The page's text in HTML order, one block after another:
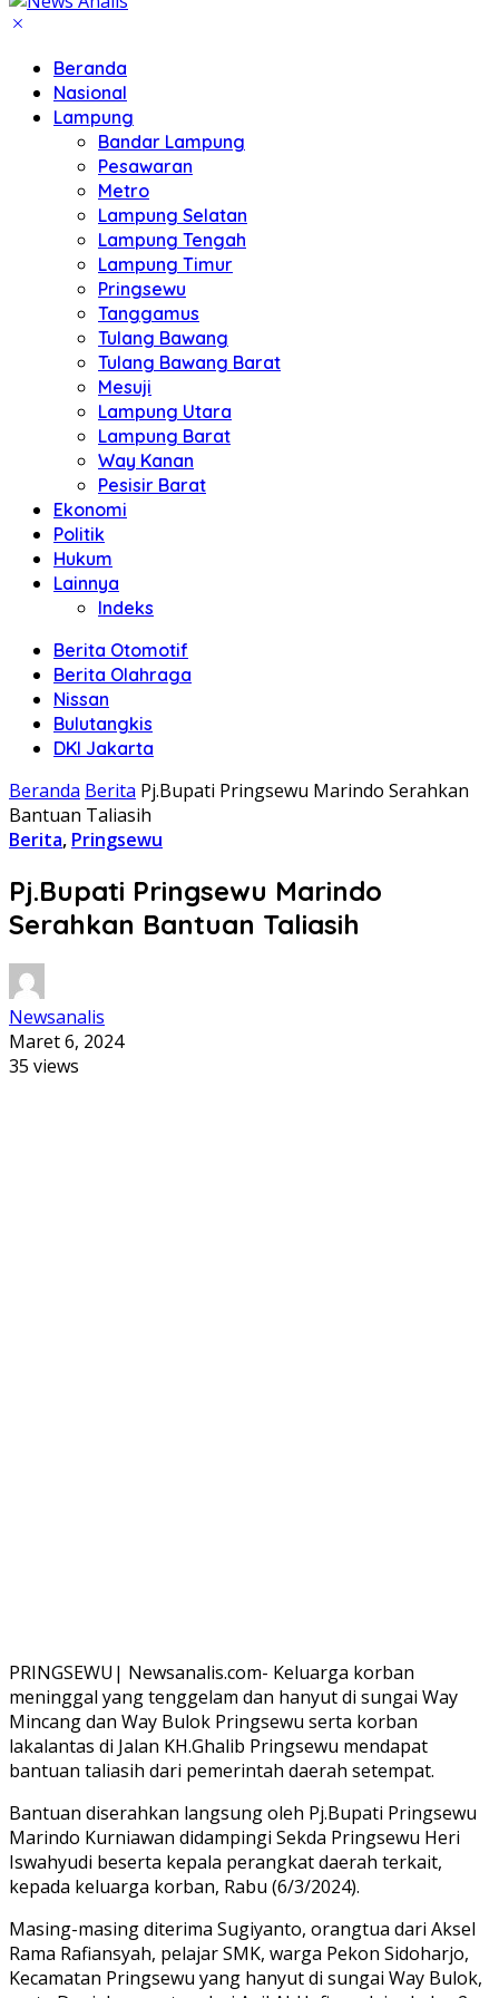
Beranda
Nasional
Lampung
Bandar Lampung
Pesawaran
Metro
Lampung Selatan
Lampung Tengah
Lampung Timur
Pringsewu
Tanggamus
Tulang Bawang
Tulang Bawang Barat
Mesuji
Lampung Utara
Lampung Barat
Way Kanan
Pesisir Barat
Ekonomi
Politik
Hukum
Lainnya
Indeks
Berita Otomotif
Berita Olahraga
Nissan
Bulutangkis
DKI Jakarta
Beranda Berita Pj.Bupati Pringsewu Marindo Serahkan
Bantuan Taliasih
Berita, Pringsewu
Pj.Bupati Pringsewu Marindo
Serahkan Bantuan Taliasih
Newsanalis
Maret 6, 2024
35 views
PRINGSEWU| Newsanalis.com- Keluarga korban
meninggal yang tenggelam dan hanyut di sungai Way
Mincang dan Way Bulok Pringsewu serta korban
lakalantas di Jalan KH.Ghalib Pringsewu mendapat
bantuan taliasih dari pemerintah daerah setempat.
Bantuan diserahkan langsung oleh Pj.Bupati Pringsewu
Marindo Kurniawan didampingi Sekda Pringsewu Heri
Iswahyudi beserta kepala perangkat daerah terkait,
kepada keluarga korban, Rabu (6/3/2024).
Masing-masing diterima Sugiyanto, orangtua dari Aksel
Rama Rafiansyah, pelajar SMK, warga Pekon Sidoharjo,
Kecamatan Pringsewu yang hanyut di sungai Way Bulok,